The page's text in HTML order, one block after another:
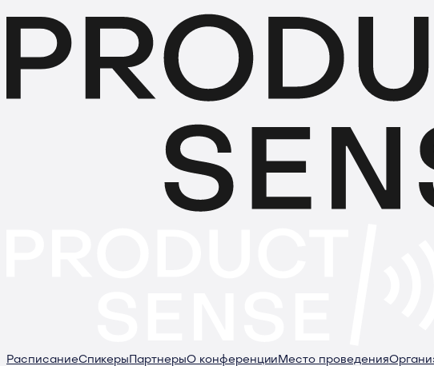
РасписаниеСпикеры ПартнерыО конференции Место проведения